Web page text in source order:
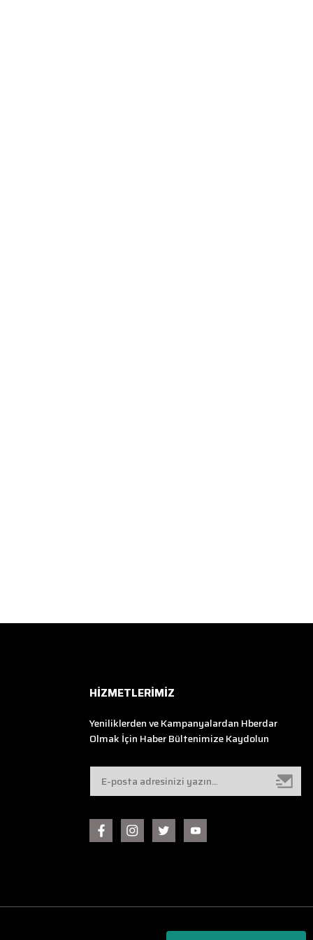
HİZMETLERİMİZ
Yeniliklerden ve Kampanyalardan Hberdar
Olmak İçin Haber Bültenimize Kaydolun